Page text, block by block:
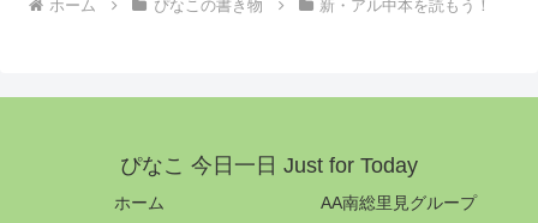
ホーム ぴなこの書き物 新・アル中本を読もう！
ぴなこ 今日一日 Just for Today
ホーム AA南総里見グループ